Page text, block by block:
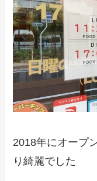
2018年にオープ
り綺麗でした